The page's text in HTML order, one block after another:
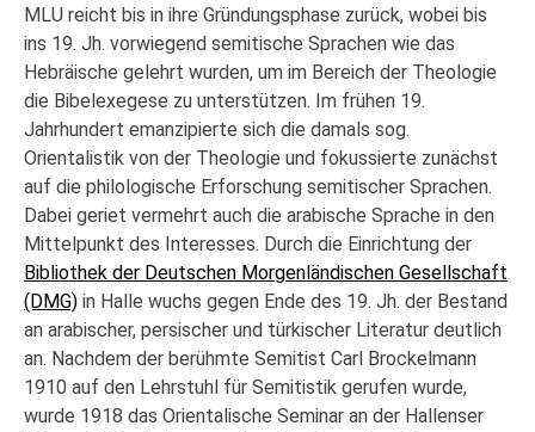
MLU reicht bis in ihre Gründungsphase zurück, wobei bis
ins 19. Jh. vorwiegend semitische Sprachen wie das
Hebräische gelehrt wurden, um im Bereich der Theologie
die Bibelexegese zu unterstützen. Im frühen 19.
Jahrhundert emanzipierte sich die damals sog.
Orientalistik von der Theologie und fokussierte zunächst
auf die philologische Erforschung semitischer Sprachen.
Dabei geriet vermehrt auch die arabische Sprache in den
Mittelpunkt des Interesses. Durch die Einrichtung der
Bibliothek der Deutschen Morgenländischen Gesellschaft
(DMG) in Halle wuchs gegen Ende des 19. Jh. der Bestand
an arabischer, persischer und türkischer Literatur deutlich
an. Nachdem der berühmte Semitist Carl Brockelmann
1910 auf den Lehrstuhl für Semitistik gerufen wurde,
wurde 1918 das Orientalische Seminar an der Hallenser